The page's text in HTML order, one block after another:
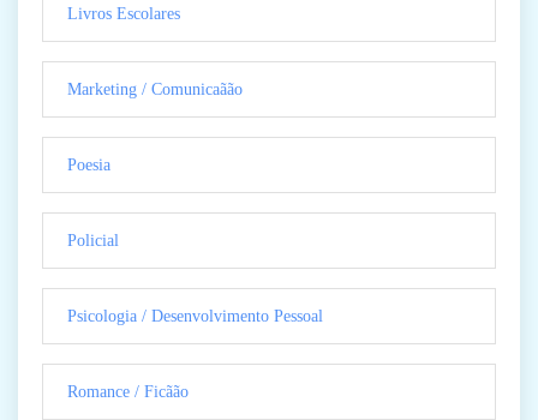
Livros Escolares
Marketing / Comunicaãão
Poesia
Policial
Psicologia / Desenvolvimento Pessoal
Romance / Ficãão